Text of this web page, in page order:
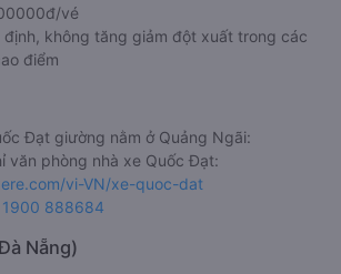
vé
định, không tăng giảm đột xuất trong các
điểm
Đạt giường nằm ở Quảng Ngãi:
văn phòng nhà xe Quốc Đạt:
vi-VN/xe-quoc-dat
1900 888684
Nẵng)